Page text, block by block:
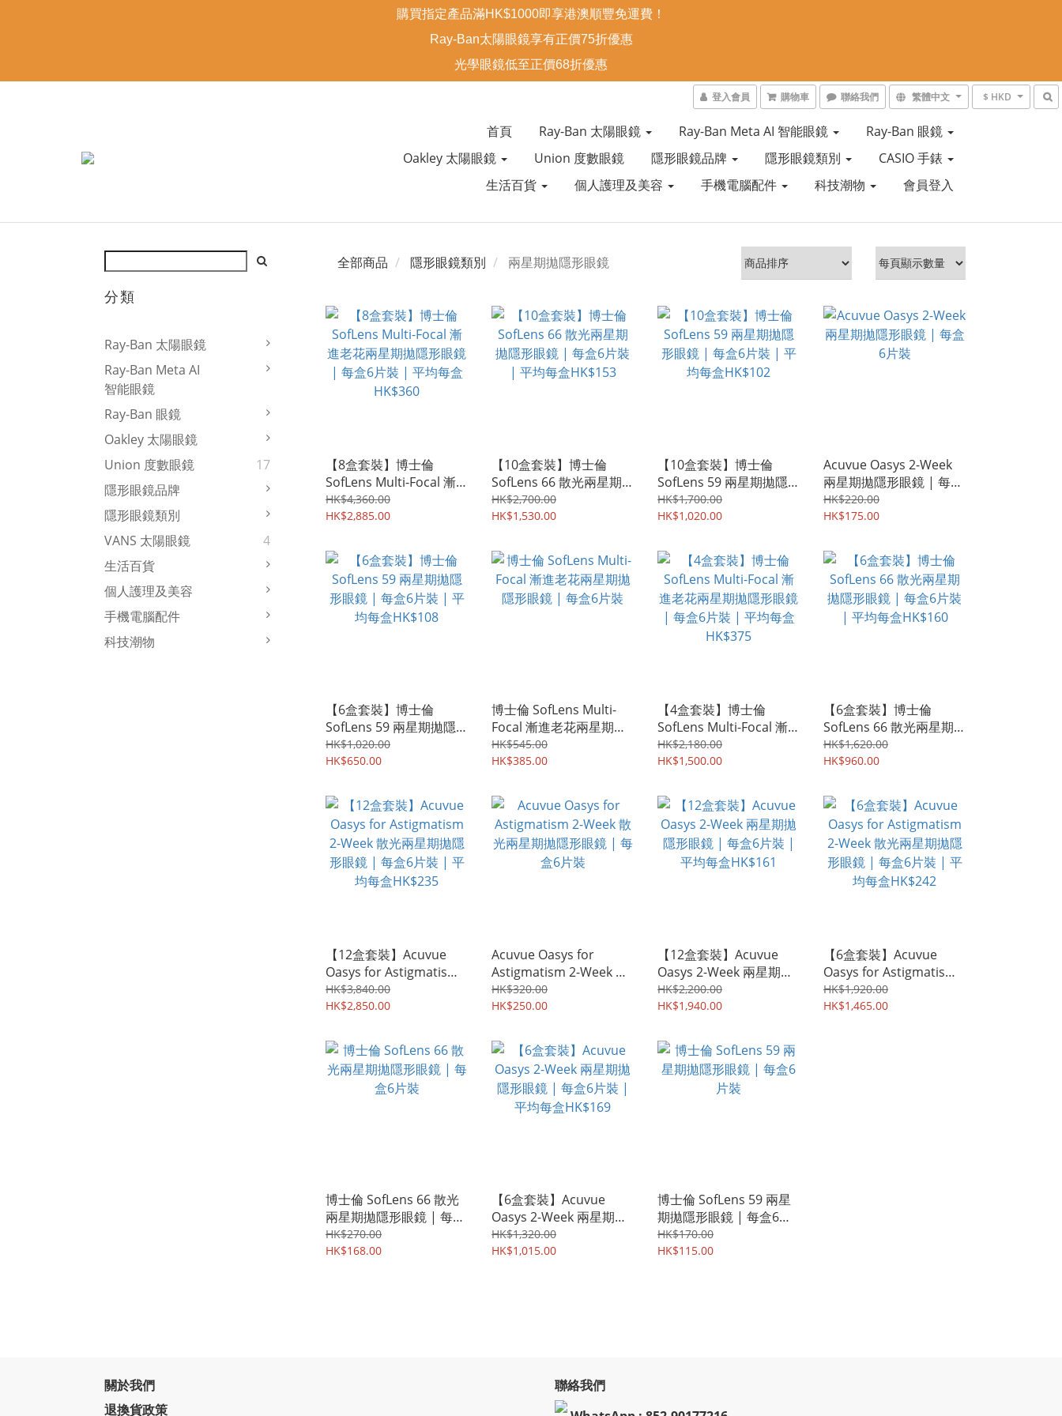
登入會員 購物車 聯絡我們 繁體中文 $ HKD
首頁 Ray-Ban 太陽眼鏡 Ray-Ban Meta AI 智能眼鏡
Ray-Ban 眼鏡
Oakley 太陽眼鏡
Union 度數眼鏡 隱形眼鏡品牌 隱形眼鏡類別
CASIO 手錶
生活百貨
個人護理及美容 手機電腦配件 科技潮物 會員登入
分類
Ray-Ban 太陽眼鏡
Ray-Ban Meta AI
智能眼鏡
Ray-Ban 眼鏡
Oakley 太陽眼鏡
Union 度數眼鏡
17
隱形眼鏡品牌
隱形眼鏡類別
VANS 太陽眼鏡
4
生活百貨
個人護理及美容
手機電腦配件
科技潮物
全部商品 隱形眼鏡類別 兩星期拋隱形眼鏡
【8盒套裝】博士倫
SofLens Multi-Focal 漸
進老花兩星期拋隱形眼鏡
| 每盒6片裝 | 平均每盒
HK$4,360.00
HK$2,885.00
【10盒套裝】博士倫
SofLens 66 散光兩星期
拋隱形眼鏡 | 每盒6片裝
| 平均每盒HK$153
HK$2,700.00
HK$1,530.00
【10盒套裝】博士倫
SofLens 59 兩星期拋隱
形眼鏡 | 每盒6片裝 | 平
均每盒HK$102
HK$1,700.00
HK$1,020.00
Acuvue Oasys 2-Week
兩星期拋隱形眼鏡 | 每盒
6片裝
HK$220.00
HK$175.00
【6盒套裝】博士倫
SofLens 59 兩星期拋隱
形眼鏡 | 每盒6片裝 | 平
均每盒HK$108
HK$1,020.00
HK$650.00
博士倫 SofLens Multi-
Focal 漸進老花兩星期拋
隱形眼鏡 | 每盒6片裝
HK$545.00
HK$385.00
【4盒套裝】博士倫
SofLens Multi-Focal 漸
進老花兩星期拋隱形眼鏡
| 每盒6片裝 | 平均每盒
HK$2,180.00
HK$1,500.00
【6盒套裝】博士倫
SofLens 66 散光兩星期
拋隱形眼鏡 | 每盒6片裝
| 平均每盒HK$160
HK$1,620.00
HK$960.00
【12盒套裝】Acuvue
Oasys for Astigmatism
2-Week 散光兩星期拋隱
形眼鏡 | 每盒6片裝 | 平
HK$3,840.00
HK$2,850.00
Acuvue Oasys for
Astigmatism 2-Week 散
光兩星期拋隱形眼鏡 | 每
盒6片裝
HK$320.00
HK$250.00
【12盒套裝】Acuvue
Oasys 2-Week 兩星期拋
隱形眼鏡 | 每盒6片裝 |
平均每盒HK$161
HK$2,200.00
HK$1,940.00
【6盒套裝】Acuvue
Oasys for Astigmatism
2-Week 散光兩星期拋隱
形眼鏡 | 每盒6片裝 | 平
HK$1,920.00
HK$1,465.00
博士倫 SofLens 66 散光
兩星期拋隱形眼鏡 | 每盒
6片裝
HK$270.00
HK$168.00
【6盒套裝】Acuvue
Oasys 2-Week 兩星期拋
隱形眼鏡 | 每盒6片裝 |
平均每盒HK$169
HK$1,320.00
HK$1,015.00
博士倫 SofLens 59 兩星
期拋隱形眼鏡 | 每盒6片
裝
HK$170.00
HK$115.00
關於我們
退換貨政策
聯絡我們
購買指定產品滿HK$1000即享港澳順豐免運費！
Ray-Ban太陽眼鏡享有正價75折優惠
光學眼鏡低至正價68折優惠